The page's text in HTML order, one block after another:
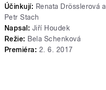
Účinkují: Renata Drösslerová a
Petr Stach
Napsal: Jiří Houdek
Režie: Bela Schenková
Premiéra: 2. 6. 2017